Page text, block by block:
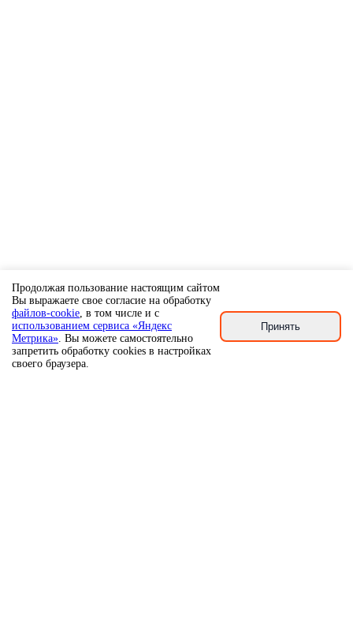
Продолжая пользование настоящим сайтом
Вы выражаете свое согласие на обработку
файлов-cookie, в том числе и с
использованием сервиса «Яндекс
Метрика». Вы можете самостоятельно
запретить обработку cookies в настройках
своего браузера.
Принять